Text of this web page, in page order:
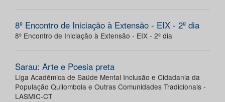
8º Encontro de Iniciação à Extensão - EIX - 2º dia
8º Encontro de Iniciação à Extensão - EIX - 2º dia
Sarau: Arte e Poesia preta
Liga Acadêmica de Saúde Mental Inclusão e Cidadania da
População Quilombola e Outras Comunidades Tradicionais -
LASMIC-CT